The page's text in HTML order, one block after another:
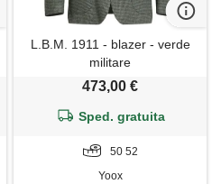
L.B.M. 1911 - blazer - verde
militare
473,00 €
Sped. gratuita
50 52
Yoox